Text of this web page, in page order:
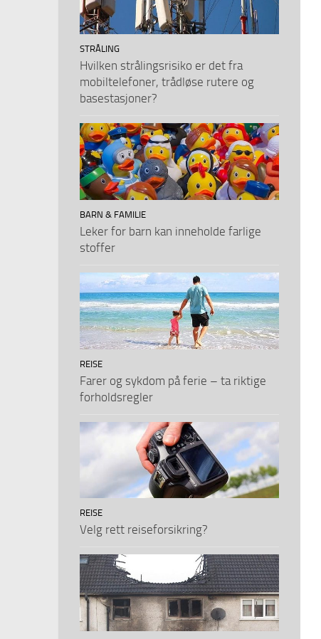
STRÅLING
Hvilken strålingsrisiko er det fra
mobiltelefoner, trådløse rutere og
basestasjoner?
BARN & FAMILIE
Leker for barn kan inneholde farlige
stoffer
REISE
Farer og sykdom på ferie – ta riktige
forholdsregler
REISE
Velg rett reiseforsikring?